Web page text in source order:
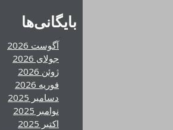
بایگانی‌ها
آگوست 2026
جولای 2026
ژوئن 2026
فوریه 2026
دسامبر 2025
نوامبر 2025
اکتبر 2025